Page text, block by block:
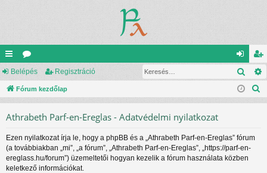
yo
rs
k
ór
u
el
ép
eg
is
Belépés Regisztráció
Fórum kezdőlap
Athrabeth Parf-en-Ereglas - Adatvédelmi nyilatkozat
Ezen nyilatkozat írja le, hogy a phpBB és a „Athrabeth Parf-en-Ereglas” fórum
(a továbbiakban „mi”, „a fórum”, „Athrabeth Parf-en-Ereglas”, „https://parf-en-
ereglass.hu/forum”) üzemeltetői hogyan kezelik a fórum használata közben
keletkező információkat.